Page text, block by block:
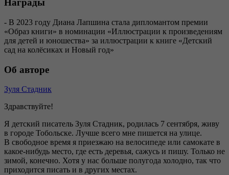
Награды
- В 2023 году Диана Лапшина стала дипломантом премии
«Образ книги» в номинации «Иллюстрации к произведениям
для детей и юношества» за иллюстрации к книге «Детский
сад на колёсиках и Новый год»
Об авторе
Зуля Стадник
Здравствуйте!
Я детский писатель Зуля Стадник, родилась 7 сентября, живу
в городе Тобольске. Лучше всего мне пишется на улице.
В свободное время я приезжаю на велосипеде или самокате в
какое-нибудь место, где есть деревья, сажусь и пишу. Только не
зимой, конечно. Хотя у нас больше полугода холодно, так что
приходится писать и в других местах.